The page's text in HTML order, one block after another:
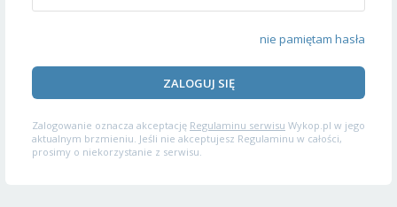
nie pamiętam hasła
ZALOGUJ SIĘ
Zalogowanie oznacza akceptację Regulaminu serwisu Wykop.pl w jego
aktualnym brzmieniu. Jeśli nie akceptujesz Regulaminu w całości,
prosimy o niekorzystanie z serwisu.